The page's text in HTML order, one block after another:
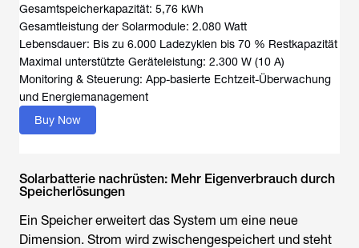
Gesamtspeicherkapazität: 5,76 kWh
Gesamtleistung der Solarmodule: 2.080 Watt
Lebensdauer: Bis zu 6.000 Ladezyklen bis 70 % Restkapazität
Maximal unterstützte Geräteleistung: 2.300 W (10 A)
Monitoring & Steuerung: App-basierte Echtzeit-Überwachung
und Energiemanagement
Buy Now
Solarbatterie nachrüsten: Mehr Eigenverbrauch durch
Speicherlösungen
Ein Speicher erweitert das System um eine neue
Dimension. Strom wird zwischengespeichert und steht